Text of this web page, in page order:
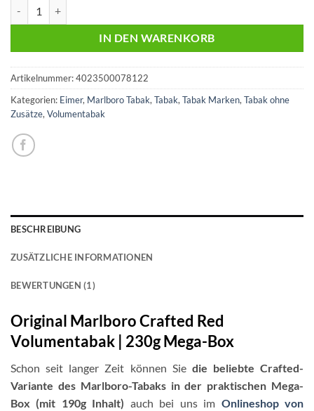
IN DEN WARENKORB
Artikelnummer:4023500078122
Kategorien: Eimer, Marlboro Tabak, Tabak, Tabak Marken, Tabak ohne
Zusätze, Volumentabak
BESCHREIBUNG
ZUSÄTZLICHE INFORMATIONEN
BEWERTUNGEN (1)
Original Marlboro Crafted Red
Volumentabak | 230g Mega-Box
Schon seit langer Zeit können Siedie beliebte Crafted-
Variante des Marlboro-Tabaks in der praktischen Mega-
Box (mit 190g Inhalt) auch bei uns im Onlineshop von